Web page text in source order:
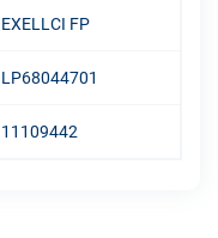
EXELLCI FP
LP68044701
11109442